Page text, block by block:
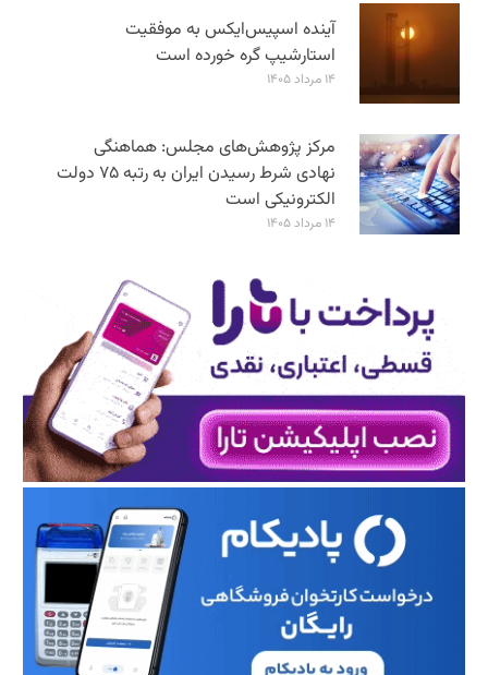
آینده اسپیس‌ایکس به موفقیت
استارشیپ گره خورده است
۱۴ مرداد ۱۴۰۵
مرکز پژوهش‌های مجلس: هماهنگی
نهادی شرط رسیدن ایران به رتبه ۷۵ دولت
الکترونیکی است
۱۴ مرداد ۱۴۰۵